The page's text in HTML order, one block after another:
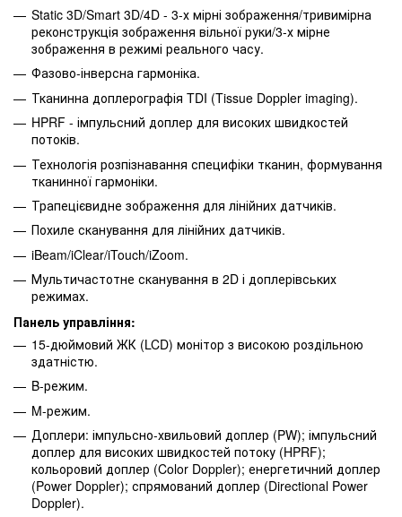
Static 3D/Smart 3D/4D - 3-х мірні зображення/тривимірна
реконструкція зображення вільної руки/3-х мірне
зображення в режимі реального часу.
Фазово-інверсна гармоніка.
Тканинна доплерографія TDI (Tissue Doppler imaging).
HPRF - імпульсний доплер для високих швидкостей
потоків.
Технологія розпізнавання специфіки тканин, формування
тканинної гармоніки.
Трапецієвидне зображення для лінійних датчиків.
Похиле сканування для лінійних датчиків.
iBeam/iClear/iTouch/iZoom.
Мультичастотне сканування в 2D і доплерівських
режимах.
Панель управління:
15-дюймовий ЖК (LCD) монітор з високою роздільною
здатністю.
B-режим.
M-режим.
Доплери: імпульсно-хвильовий доплер (PW); імпульсний
доплер для високих швидкостей потоку (HPRF);
кольоровий доплер (Color Doppler); енергетичний доплер
(Power Doppler); спрямований доплер (Directional Power
Doppler).